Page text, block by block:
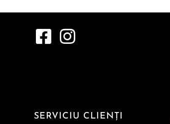
SERVICIU CLIENȚI